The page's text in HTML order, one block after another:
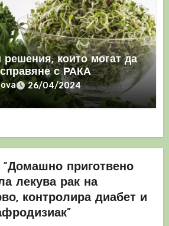
решения, които могат да
с РАКА
26/04/2024
приготвено
лекува рак на
контролира диабет и